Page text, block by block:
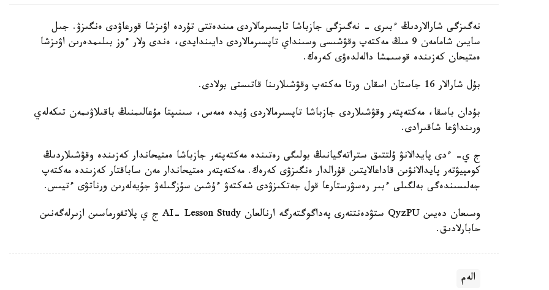
نەگىزگى شارالاردىڭ ءبىرى - نەگىزگى جازباشا تاپسىرمالاردى مىندەتتى تۇردە اۋىزشا قورعاۋدى ەنگىزۋ. جىل
سايىن شامامەن 9 مىڭ مەكتەپ وقۋشىسى وسىنداي تاپسىرمالاردى دايىندايدى، ەندى ولار ءوز بىلىمدەرىن اۋىزشا
ەمتيحان كەزىندە قوسىمشا دالەلدەۋى كەرەك.
بۇل شارالار 16 جاستان اسقان ورتا مەكتەپ وقۋشىلارىنا قاتىستى بولادى.
بۇدان باسقا، مەكتەپتەر وقۋشىلاردى جازباشا تاپسىرمالاردى ۇيدە ەمەس، سىنىپتا مۇعالىمنىڭ باقىلاۋىمەن تىكەلەي
ورىنداۋعا شاقىرادى.
ج ي- ءدى پايدالانۋ ۇلتتىق ستراتەگيانىڭ بولىگى رەتىندە مەكتەپتەر جازباشا ەمتيحاندار كەزىندە وقۋشىلاردىڭ
كومپيۋتەر پايدالانۋىن قاداعالايتىن قۇرالدار ەنگىزۋى كەرەك. مەكتەپتەر ەمتيحاندار مەن ساباقتار كەزىندە مەكتەپ
جەلىسىندەگى بەلگىلى ءبىر رەسۋرستارعا قول جەتكىزۋدى شەكتەۋ ءۇشىن سۇزگىلەۋ جۇيەلەرىن ورناتۋى ءتيىس.
وسىعان دەيىن QyzPU ستۋدەنتتەرى پەداگوگتەرگە ارنالعان AI- Lesson Study ج ي پلاتفورماسىن ازىرلەگەنىن
حابارلادىق.
الەم